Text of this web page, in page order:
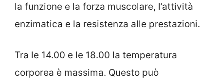
la funzione e la forza muscolare, l’attività
enzimatica e la resistenza alle prestazioni.
Tra le 14.00 e le 18.00 la temperatura
corporea è massima. Questo può